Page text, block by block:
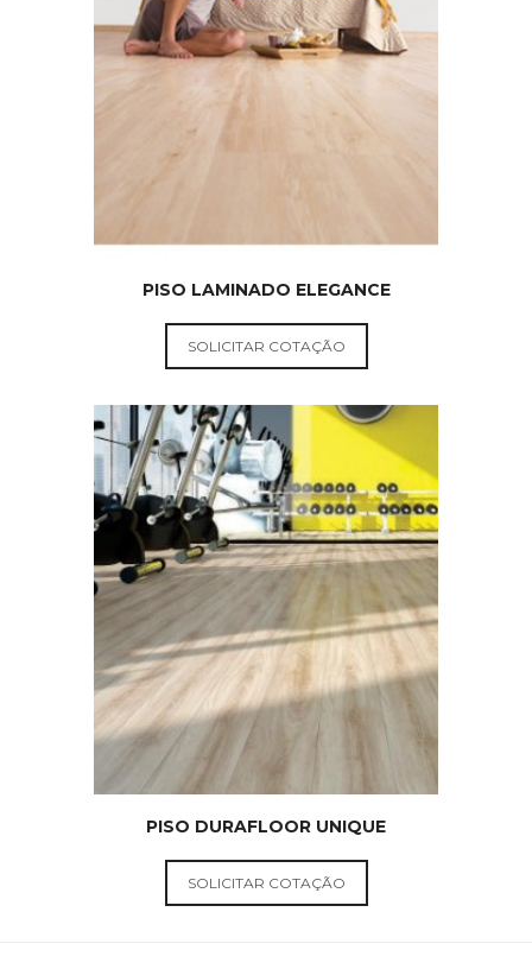
PISO LAMINADO ELEGANCE
SOLICITAR COTAÇÃO
DURAFLOOR
PISO DURAFLOOR UNIQUE
SOLICITAR COTAÇÃO